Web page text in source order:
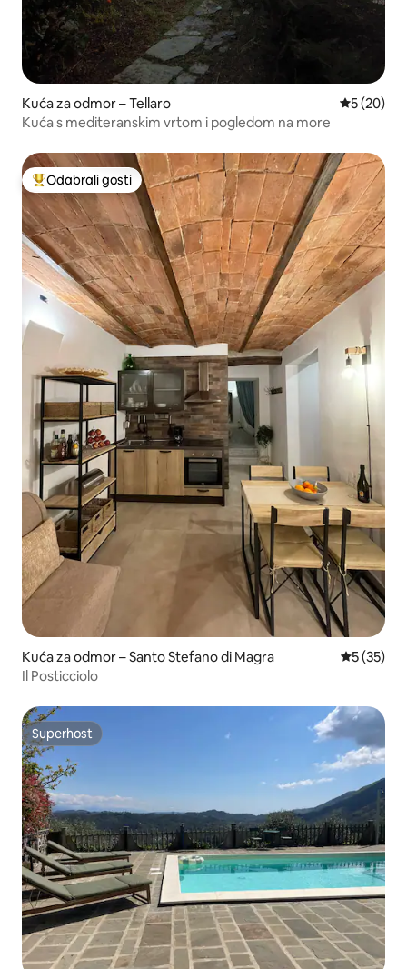
Kuća za odmor – Tellaro Prosječna
5 (20)
Kuća s mediteranskim vrtom i pogledom na more
Među najviše rangiranima s oznakom „Odabrali gosti”
Odabrali gosti
Kuća za odmor – Santo Stefano di Magra Prosječna
5 (35)
Il Posticciolo
Superhost
Superhost